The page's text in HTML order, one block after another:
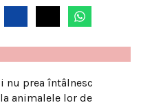
prea întâlnesc
animalele lor de